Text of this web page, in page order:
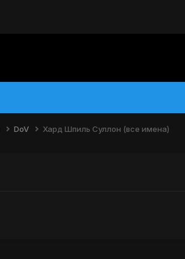
DoV Хард Шпиль Суллон (все имена)